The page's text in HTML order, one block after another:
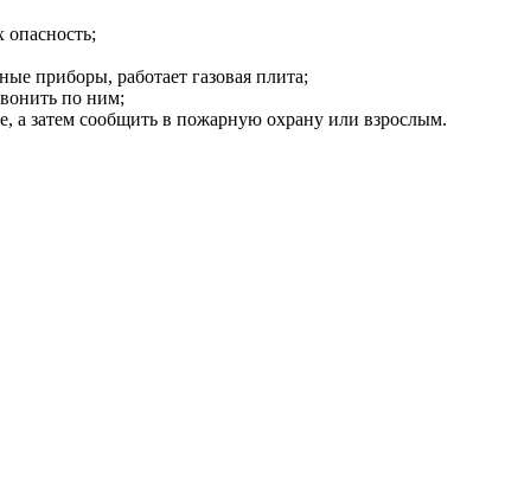
опасность;
приборы, работает газовая плита;
по ним;
а затем сообщить в пожарную охрану или взрослым.